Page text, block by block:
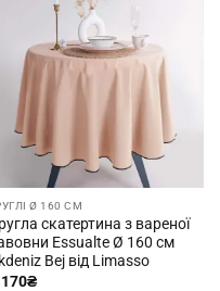
Ø 160 СМ
скатертина з вареної
Essualte Ø 160 см
Bej від Limasso
₴